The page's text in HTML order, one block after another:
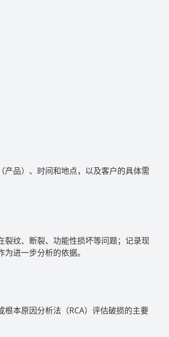
品）、时间和地点，以及客户的具体需
纹、断裂、功能性损坏等问题；记录现
进一步分析的依据。
根本原因分析法（RCA）评估破损的主要